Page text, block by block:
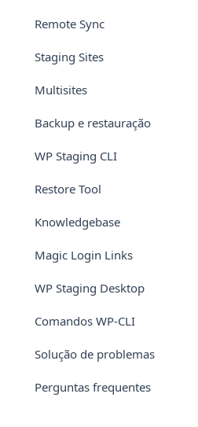
Remote Sync
Staging Sites
Multisites
Backup e restauração
WP Staging CLI
Restore Tool
Knowledgebase
Magic Login Links
WP Staging Desktop
Comandos WP-CLI
Solução de problemas
Perguntas frequentes